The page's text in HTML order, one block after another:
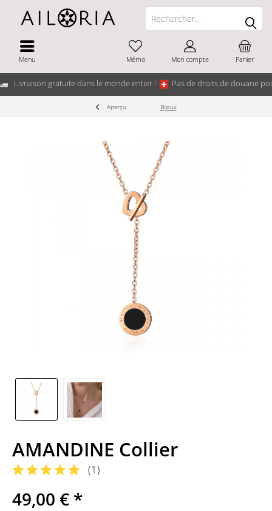
Livraison gratuite dans le monde entier ! Pas de droits de douane
Menu Panier
Mémo Mon compte
Aperçu Bijoux
AMANDINE Collier
(1)
49,00 € *